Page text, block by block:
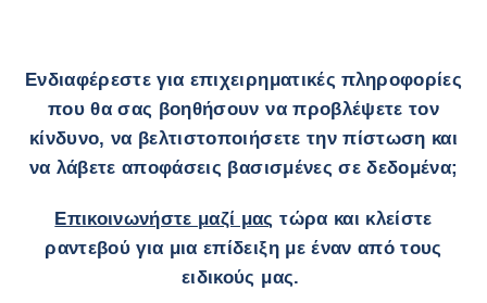
Ενδιαφέρεστε για επιχειρηματικές πληροφορίες
που θα σας βοηθήσουν να προβλέψετε τον
κίνδυνο, να βελτιστοποιήσετε την πίστωση και
να λάβετε αποφάσεις βασισμένες σε δεδομένα;
Επικοινωνήστε μαζί μας τώρα και κλείστε
ραντεβού για μια επίδειξη με έναν από τους
ειδικούς μας.